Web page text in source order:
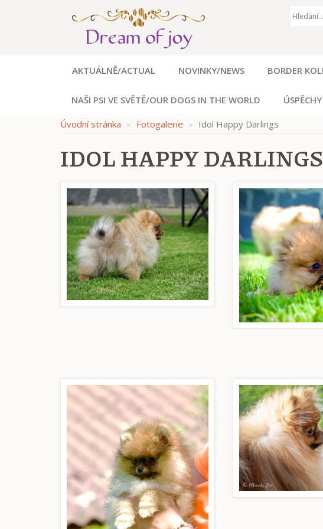
AKTUÁLNĚ/ACTUAL NOVINKY/NEWS BORDER
NAŠI PSI VE SVĚTĚ/OUR DOGS IN THE WORLD
Úvodní stránka Fotogalerie Idol Happy Darlings
IDOL HAPPY DARLINGS